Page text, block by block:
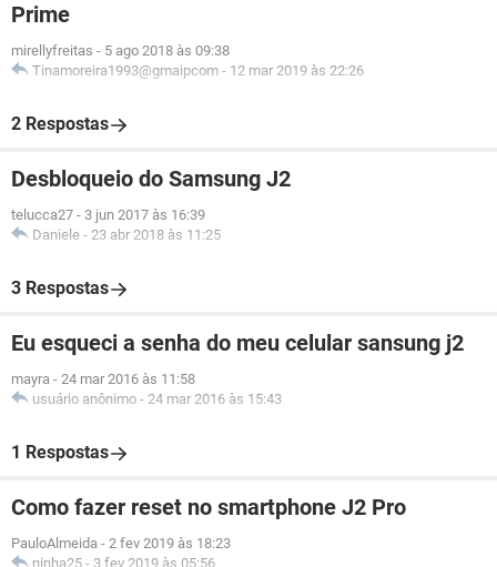
Prime
mirellyfreitas - 5 ago 2018 às 09:38
Tinamoreira1993@gmaipcom - 12 mar 2019 às 22:26
2 Respostas
Desbloqueio do Samsung J2
telucca27 - 3 jun 2017 às 16:39
Daniele - 23 abr 2018 às 11:25
3 Respostas
Eu esqueci a senha do meu celular sansung j2
mayra - 24 mar 2016 às 11:58
usuário anônimo - 24 mar 2016 às 15:43
1 Respostas
Como fazer reset no smartphone J2 Pro
PauloAlmeida - 2 fev 2019 às 18:23
ninha25 - 3 fev 2019 às 05:56